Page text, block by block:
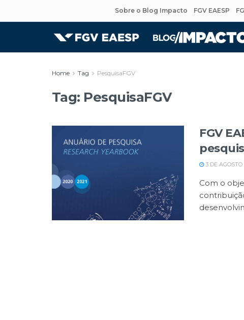
Sobre o Blog Impacto FGV EAESP
Home Tag PesquisaFGV
Tag: PesquisaFGV
FGV
3 DE AGOSTO
Com o